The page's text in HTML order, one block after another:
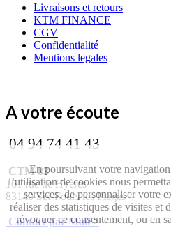
Livraisons et retours
KTM FINANCE
CGV
Confidentialité
Mentions legales
A votre écoute
04 94 74 41 43
CTM 83
161 rue de Hyères
83140 Six-Fours les Plages
Contact par Mail >
En poursuivant votre
l’utilisation de cookies nous
services, de personnaliser votre
réaliser des statistiques de visites et
révoquer ce consentement, ou en